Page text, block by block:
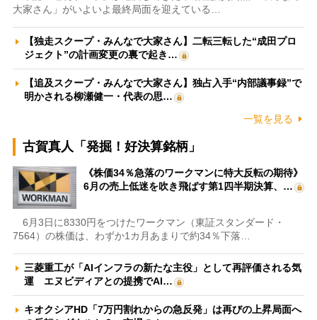
大家さん」がいよいよ最終局面を迎えている…
【独走スクープ・みんなで大家さん】二転三転した“成田プロ
ジェクト”の計画変更の裏で起き…
【追及スクープ・みんなで大家さん】独占入手“内部議事録”で
明かされる柳瀬健一・代表の思…
一覧を見る
古賀真人「発掘！好決算銘柄」
《株価34％急落のワークマンに特大反転の期待》
6月の売上低迷を吹き飛ばす第1四半期決算、…
6月3日に8330円をつけたワークマン（東証スタンダード・
7564）の株価は、わずか1カ月あまりで約34％下落…
三菱重工が「AIインフラの新たな主役」として再評価される気
運 エヌビディアとの提携でAI…
キオクシアHD「7万円割れからの急反発」は再びの上昇局面へ